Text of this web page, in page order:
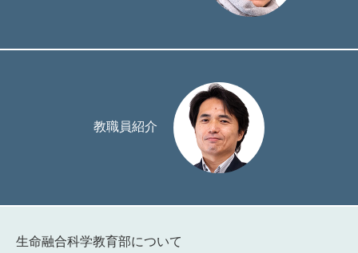
教職員紹介
生命融合科学教育部について